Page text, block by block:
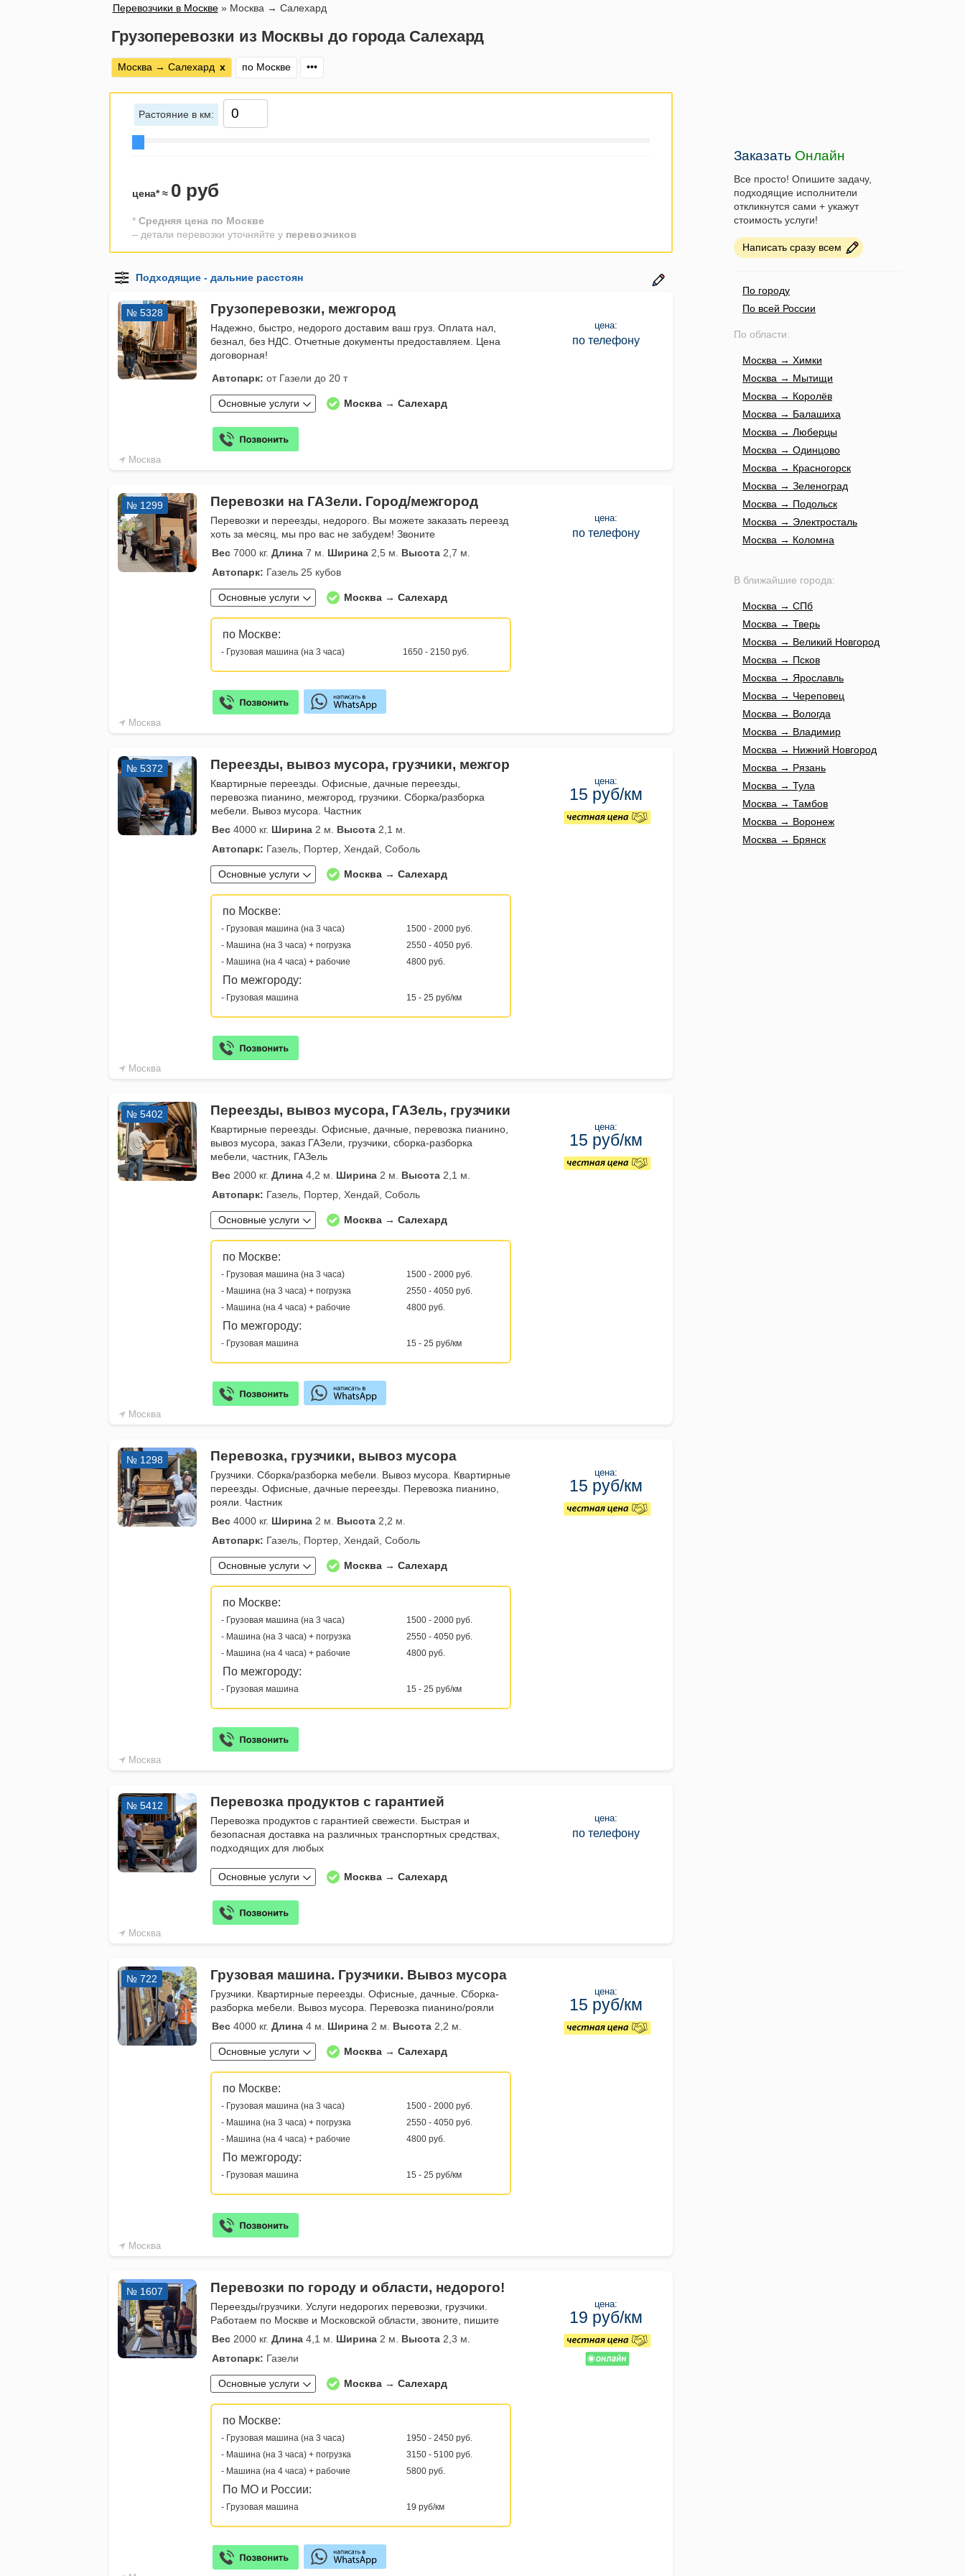
Перевозчики в Москве» Москва → Салехард
Грузоперевозки из Москвы до города Салехард
Москва → Салехард х по Москве •••
Растояние в км:
цена* ≈ 0 руб
* Средняя цена по Москве
– детали перевозки уточняйте у перевозчиков
Москва
№ 5328 Грузоперевозки, межгород
Надежно, быстро, недорого доставим ваш груз. Оплата нал,
безнал, без НДС. Отчетные документы предоставляем. Цена
договорная!
Автопарк: от Газели до 20 т
Основные услуги Москва → Салехард
цена:
по телефону
Москва
№ 1299 Перевозки на ГАЗели. Город/межгород
Перевозки и переезды, недорого. Вы можете заказать переезд
хоть за месяц, мы про вас не забудем! Звоните
Вес 7000 кг. Длина 7 м. Ширина 2,5 м. Высота 2,7 м.
Автопарк: Газель 25 кубов
Основные услуги Москва → Салехард
по Москве:
- Грузовая машина (на 3 часа) 1650 - 2150 руб.
цена:
по телефону
Москва
№ 5372 Переезды, вывоз мусора, грузчики, межгор
Квартирные переезды. Офисные, дачные переезды,
перевозка пианино, межгород, грузчики. Сборка/разборка
мебели. Вывоз мусора. Частник
Вес 4000 кг. Ширина 2 м. Высота 2,1 м.
Автопарк: Газель, Портер, Хендай, Соболь
Основные услуги Москва → Салехард
по Москве:
- Грузовая машина (на 3 часа)
1500 - 2000 руб.
- Машина (на 3 часа) + погрузка
2550 - 4050 руб.
- Машина (на 4 часа) + рабочие
4800 руб.
По межгороду:
- Грузовая машина 15 - 25 руб/км
цена:
15 руб/км
Москва
№ 5402 Переезды, вывоз мусора, ГАЗель, грузчики
Квартирные переезды. Офисные, дачные, перевозка пианино,
вывоз мусора, заказ ГАЗели, грузчики, сборка-разборка
мебели, частник, ГАЗель
Вес 2000 кг. Длина 4,2 м. Ширина 2 м. Высота 2,1 м.
Автопарк: Газель, Портер, Хендай, Соболь
Основные услуги Москва → Салехард
по Москве:
- Грузовая машина (на 3 часа)
1500 - 2000 руб.
- Машина (на 3 часа) + погрузка
2550 - 4050 руб.
- Машина (на 4 часа) + рабочие
4800 руб.
По межгороду:
- Грузовая машина 15 - 25 руб/км
цена:
15 руб/км
Москва
№ 1298 Перевозка, грузчики, вывоз мусора
Грузчики. Сборка/разборка мебели. Вывоз мусора. Квартирные
переезды. Офисные, дачные переезды. Перевозка пианино,
рояли. Частник
Вес 4000 кг. Ширина 2 м. Высота 2,2 м.
Автопарк: Газель, Портер, Хендай, Соболь
Основные услуги Москва → Салехард
по Москве:
- Грузовая машина (на 3 часа)
1500 - 2000 руб.
- Машина (на 3 часа) + погрузка
2550 - 4050 руб.
- Машина (на 4 часа) + рабочие
4800 руб.
По межгороду:
- Грузовая машина 15 - 25 руб/км
цена:
15 руб/км
Москва
№ 5412 Перевозка продуктов с гарантией
Перевозка продуктов с гарантией свежести. Быстрая и
безопасная доставка на различных транспортных средствах,
подходящих для любых
Основные услуги Москва → Салехард
цена:
по телефону
Москва
№ 722 Грузовая машина. Грузчики. Вывоз мусора
Грузчики. Квартирные переезды. Офисные, дачные. Сборка-
разборка мебели. Вывоз мусора. Перевозка пианино/рояли
Вес 4000 кг. Длина 4 м. Ширина 2 м. Высота 2,2 м.
Основные услуги Москва → Салехард
по Москве:
- Грузовая машина (на 3 часа)
1500 - 2000 руб.
- Машина (на 3 часа) + погрузка
2550 - 4050 руб.
- Машина (на 4 часа) + рабочие
4800 руб.
По межгороду:
- Грузовая машина 15 - 25 руб/км
цена:
15 руб/км
№ 1607 Перевозки по городу и области, недорого!
Переезды/грузчики. Услуги недорогих перевозки, грузчики.
Работаем по Москве и Московской области, звоните, пишите
Вес 2000 кг. Длина 4,1 м. Ширина 2 м. Высота 2,3 м.
Автопарк: Газели
Основные услуги Москва → Салехард
по Москве:
- Грузовая машина (на 3 часа)
1950 - 2450 руб.
- Машина (на 3 часа) + погрузка
3150 - 5100 руб.
- Машина (на 4 часа) + рабочие
5800 руб.
По МО и России:
- Грузовая машина 19 руб/км
цена:
19 руб/км
Заказать Онлайн
Все просто! Опишите задачу,
подходящие исполнители
откликнутся сами + укажут
стоимость услуги!
Написать сразу всем
По городу
По всей России
По области:
Москва → Химки
Москва → Мытищи
Москва → Королёв
Москва → Балашиха
Москва → Люберцы
Москва → Одинцово
Москва → Красногорск
Москва → Зеленоград
Москва → Подольск
Москва → Электросталь
Москва → Коломна
В ближайшие города:
Москва → СПб
Москва → Тверь
Москва → Великий Новгород
Москва → Псков
Москва → Ярославль
Москва → Череповец
Москва → Вологда
Москва → Владимир
Москва → Нижний Новгород
Москва → Рязань
Москва → Тула
Москва → Тамбов
Москва → Воронеж
Москва → Брянск